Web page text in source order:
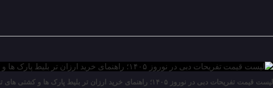
لیست قیمت تفریحات دبی در نوروز ۱۴۰۵؛ راهنمای خرید ارزان تر بلیط پارک ها و کشتی های تفریحی